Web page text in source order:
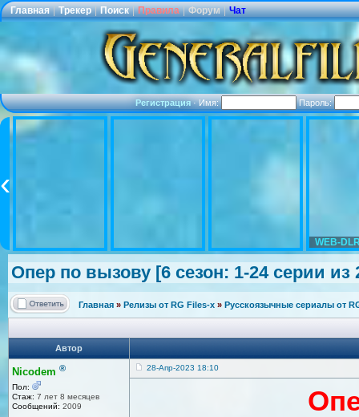
Главная | Трекер | Поиск | Правила | Форум | Чат
Регистрация·Имя: Пароль:
WEB-
Опер по вызову [6 сезон: 1-24 серии из
Главная » Релизы от RG Files-x » Русскоязычные сериалы от
Автор
Nicodem ®
Пол:
Стаж: 7 лет 8 месяцев
Сообщений: 2009
28-Апр-2023 18:10